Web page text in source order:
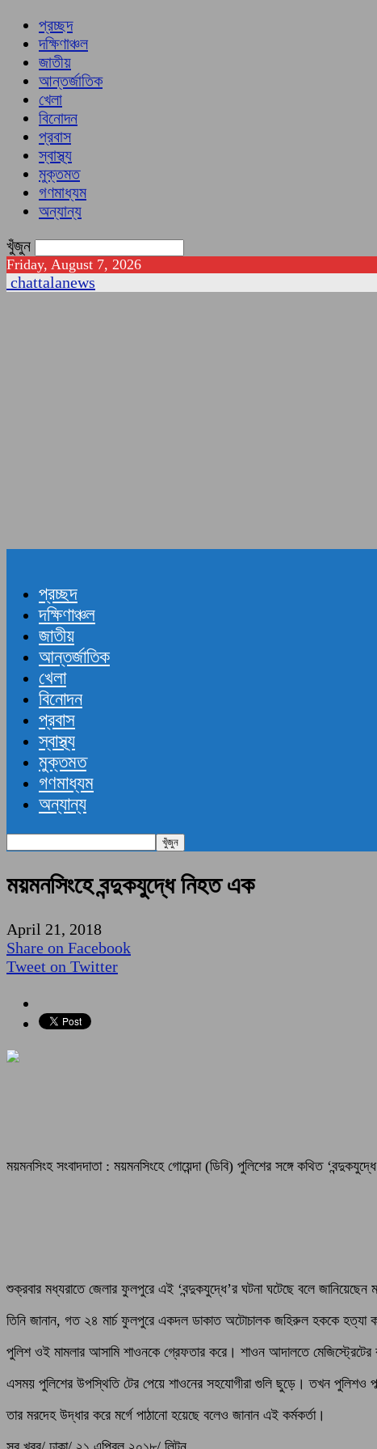
প্রচ্ছদ
দক্ষিণাঞ্চল
জাতীয়
আন্তর্জাতিক
খেলা
বিনোদন
প্রবাস
স্বাস্থ্য
মুক্তমত
গণমাধ্যম
অন্যান্য
খুঁজুন
Friday, August 7, 2026
chattalanews
প্রচ্ছদ
দক্ষিণাঞ্চল
জাতীয়
আন্তর্জাতিক
খেলা
বিনোদন
প্রবাস
স্বাস্থ্য
মুক্তমত
গণমাধ্যম
অন্যান্য
ময়মনসিংহে বন্দুকযুদ্ধে নিহত এক
April 21, 2018
Share on Facebook
Tweet on Twitter
ময়মনসিংহ সংবাদদাতা : ময়মনসিংহে গোয়েন্দা (ডিবি) পুলিশের সঙ্গে কথিত
শুক্রবার মধ্যরাতে জেলার ফুলপুরে এই ‘বন্দুকযুদ্ধে’র ঘটনা ঘটেছে বলে
তিনি জানান, গত ২৪ মার্চ ফুলপুরে একদল ডাকাত অটোচালক জহিরুল হককে হত্যা
পুলিশ ওই মামলার আসামি শাওনকে গ্রেফতার করে। শাওন আদালতে মেজিস্ট্রেটের
এসময় পুলিশের উপস্থিতি টের পেয়ে শাওনের সহযোগীরা গুলি ছুড়ে। তখন পুলিশও
তার মরদেহ উদ্ধার করে মর্গে পাঠানো হয়েছে বলেও জানান এই কর্মকর্তা।